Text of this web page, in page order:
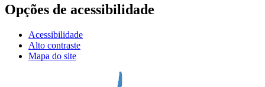
Opções de acessibilidade
Acessibilidade
Alto contraste
Mapa do site